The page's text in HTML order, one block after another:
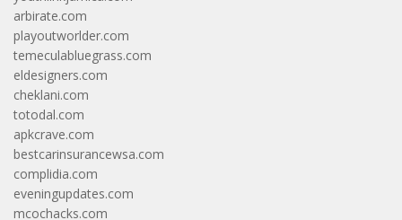
arbirate.com
playoutworlder.com
temeculabluegrass.com
eldesigners.com
cheklani.com
totodal.com
apkcrave.com
bestcarinsurancewsa.com
complidia.com
eveningupdates.com
mcochacks.com